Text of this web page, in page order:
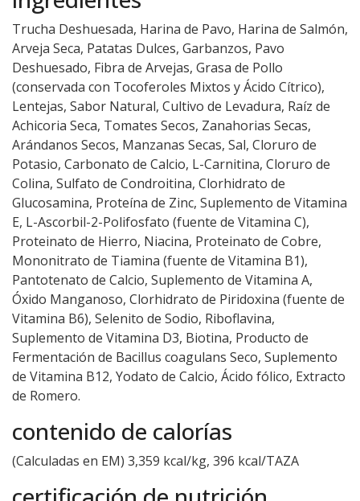
Trucha Deshuesada, Harina de Pavo, Harina de Salmón,
Arveja Seca, Patatas Dulces, Garbanzos, Pavo
Deshuesado, Fibra de Arvejas, Grasa de Pollo
(conservada con Tocoferoles Mixtos y Ácido Cítrico),
Lentejas, Sabor Natural, Cultivo de Levadura, Raíz de
Achicoria Seca, Tomates Secos, Zanahorias Secas,
Arándanos Secos, Manzanas Secas, Sal, Cloruro de
Potasio, Carbonato de Calcio, L-Carnitina, Cloruro de
Colina, Sulfato de Condroitina, Clorhidrato de
Glucosamina, Proteína de Zinc, Suplemento de Vitamina
E, L-Ascorbil-2-Polifosfato (fuente de Vitamina C),
Proteinato de Hierro, Niacina, Proteinato de Cobre,
Mononitrato de Tiamina (fuente de Vitamina B1),
Pantotenato de Calcio, Suplemento de Vitamina A,
Óxido Manganoso, Clorhidrato de Piridoxina (fuente de
Vitamina B6), Selenito de Sodio, Riboflavina,
Suplemento de Vitamina D3, Biotina, Producto de
Fermentación de Bacillus coagulans Seco, Suplemento
de Vitamina B12, Yodato de Calcio, Ácido fólico, Extracto
de Romero.
contenido de calorías
(Calculadas en EM) 3,359 kcal/kg, 396 kcal/TAZA